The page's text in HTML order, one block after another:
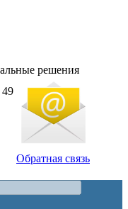
решения
49
Обратная связь